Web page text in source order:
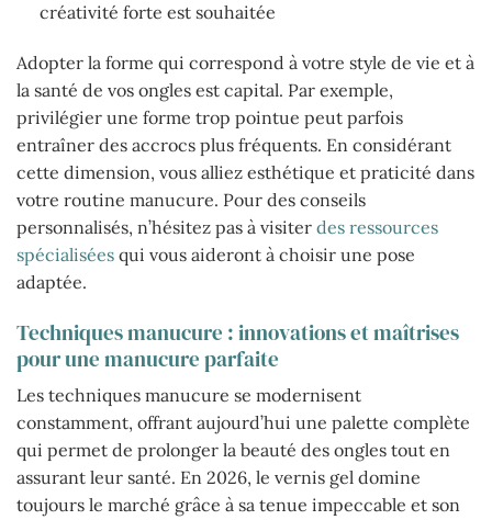
créativité forte est souhaitée
Adopter la forme qui correspond à votre style de vie et à
la santé de vos ongles est capital. Par exemple,
privilégier une forme trop pointue peut parfois
entraîner des accrocs plus fréquents. En considérant
cette dimension, vous alliez esthétique et praticité dans
votre routine manucure. Pour des conseils
personnalisés, n’hésitez pas à visiter des ressources
spécialisées qui vous aideront à choisir une pose
adaptée.
Techniques manucure : innovations et maîtrises
pour une manucure parfaite
Les techniques manucure se modernisent
constamment, offrant aujourd’hui une palette complète
qui permet de prolonger la beauté des ongles tout en
assurant leur santé. En 2026, le vernis gel domine
toujours le marché grâce à sa tenue impeccable et son